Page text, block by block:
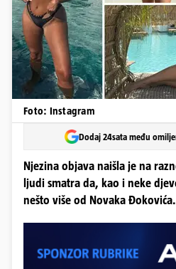
Foto: Instagram
Dodaj 24sata među
Njezina objava naišla je na
ljudi smatra da, kao i neke
nešto više od Novaka